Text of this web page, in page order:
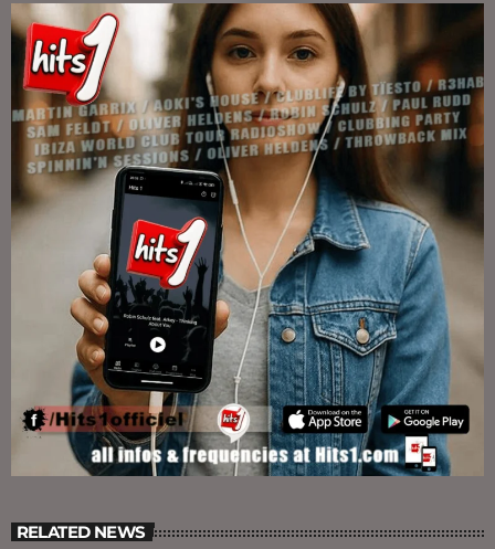
RELATED NEWS